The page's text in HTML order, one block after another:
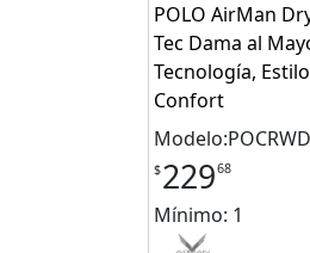
POLO AirMan
Tec Dama al
Tecnología,
Confort
$22968
Mínimo: 1